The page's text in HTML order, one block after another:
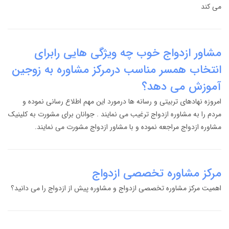
می کند
مشاور ازدواج خوب چه ویژگی هایی رابرای
انتخاب همسر مناسب درمرکز مشاوره به زوجین
آموزش می دهد؟
امروزه نهادهای تربیتی و رسانه ها درمورد این مهم اطلاع رسانی نموده و
مردم را به مشاوره ازدواج ترغیب می نمایند . جوانان برای مشورت به کلینیک
مشاوره ازدواج مراجعه نموده و با مشاور ازدواج مشورت می نمایند.
مرکز مشاوره تخصصی ازدواج
اهمیت مرکز مشاوره تخصصی ازدواج و مشاوره پیش از ازدواج را می دانید؟